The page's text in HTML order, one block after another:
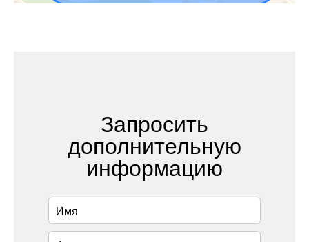
Запросить
дополнительную
информацию